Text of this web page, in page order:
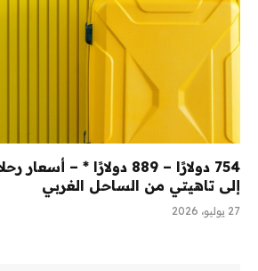
754 دولارًا – 889 دولارًا * –
إلى تاهيتي من الساحل الغربي
27 يوليو، 2026